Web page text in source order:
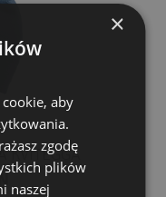
KVITEGGA
×
aby
zgodę
plików
naszej